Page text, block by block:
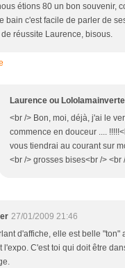
étions 80 un bon souvenir,
bain c'est facile de parler de
réussite Laurence, bisous.
Laurence ou Lololamainverte
<br /> Bon, moi, déjà, j'ai le
commence en douceur ....
vous tiendrai au courant sur
<br /> grosses bises<br /> <br
27/01/2009 21:46
d'affiche, elle est belle "ton"
l'expo. C'est toi qui doit être